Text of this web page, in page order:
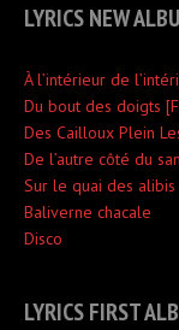
LYRICS NEW
À l’intérieur de
Du bout des doigts
Des Cailloux Plein
De l’autre côté du
Sur le quai des alibis
Baliverne chacale
Disco
LYRICS FIRST